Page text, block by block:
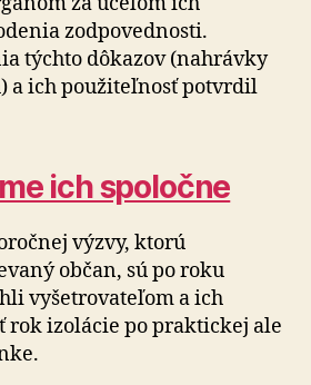
zodpovednosti.
týchto dôkazov (nahrávky
a ich po­u­ži­teľ­nosť potvrdil
ich spoločne
výzvy, ktorú
občan, sú po roku
vyšetrovateľom a ich
izolácie po praktickej ale